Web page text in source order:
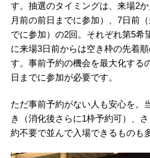
す。抽選のタイミングは、来場2
月前の前日までに参加）、7日前
でに参加）の2回。それぞれ第5希
に来場3日前からは空き枠の先着
す。事前予約の機会を最大化する
日までに参加が必要です。
ただ事前予約がない人も安心を。
き（消化後さらに1枠予約可）、
約不要で並んで入場できるものも